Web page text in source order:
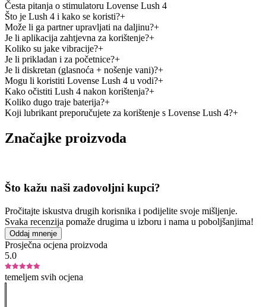
Česta pitanja o stimulatoru Lovense Lush 4
Što je Lush 4 i kako se koristi?
Može li ga partner upravljati na daljinu?
Je li aplikacija zahtjevna za korištenje?
Koliko su jake vibracije?
Je li prikladan i za početnice?
Je li diskretan (glasnoća + nošenje vani)?
Mogu li koristiti Lovense Lush 4 u vodi?
Kako očistiti Lush 4 nakon korištenja?
Koliko dugo traje baterija?
Koji lubrikant preporučujete za korištenje s Lovense Lush 4?
Značajke proizvoda
Što kažu naši zadovoljni kupci?
Pročitajte iskustva drugih korisnika i podijelite svoje mišljenje.
Svaka recenzija pomaže drugima u izboru i nama u poboljšanjima!
Oddaj mnenje
Prosječna ocjena proizvoda
5.0
temeljem svih ocjena